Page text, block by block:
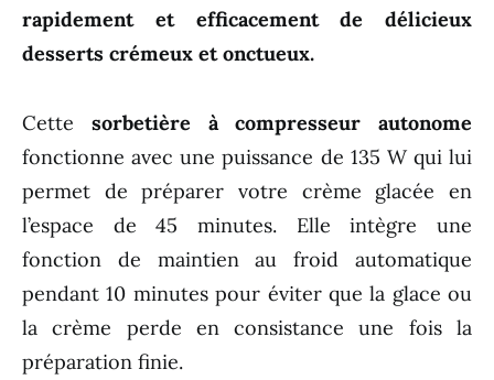
rapidement et efficacement de délicieux
desserts crémeux et onctueux.
Cette sorbetière à compresseur autonome
fonctionne avec une puissance de 135 W qui lui
permet de préparer votre crème glacée en
l’espace de 45 minutes. Elle intègre une
fonction de maintien au froid automatique
pendant 10 minutes pour éviter que la glace ou
la crème perde en consistance une fois la
préparation finie.